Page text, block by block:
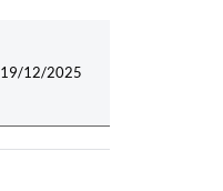
19/12/2025